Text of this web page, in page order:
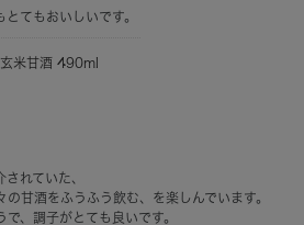
てもおいしいです。
米甘酒 490ml
れていた、
甘酒をふうふう飲む、を楽しんでいます。
、調子がとても良いです。